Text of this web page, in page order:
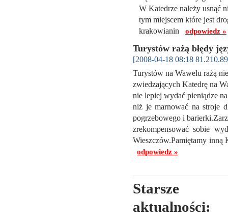
W Katedrze należy usnąć
tym miejscem które jest
krakowianin odpowiedz »
Turystów rażą błędy
[2008-04-18 08:18
Turystów na Wawelu rażą
zwiedzających Katedrę na
nie lepiej wydać pieniądze
niż je marnować na stroje
pogrzebowego i
zrekompensować sobie
Wieszczów.Pamiętamy inną
odpowiedz »
Starsze
aktualności: